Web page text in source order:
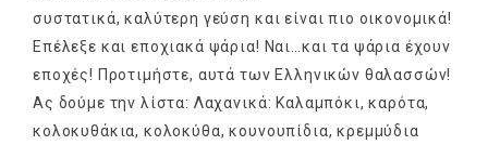
συστατικά, καλύτερη γεύση και είναι πιο οικονομικά!
Επέλεξε και εποχιακά ψάρια! Ναι…και τα ψάρια έχουν
εποχές! Προτιμήστε, αυτά των Ελληνικών θαλασσών!
Ας δούμε την λίστα: Λαχανικά: Καλαμπόκι, καρότα,
κολοκυθάκια, κολοκύθα, κουνουπίδια, κρεμμύδια